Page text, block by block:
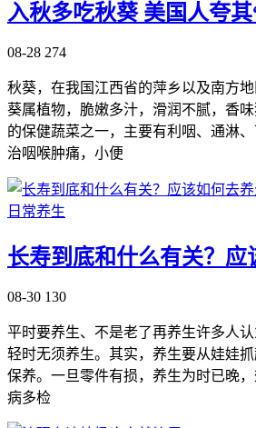
入秋多吃秋葵 美国人夸
08-28 274
秋葵，在我国江西省的萍乡以及南方
葵属植物，脆嫩多汁，滑润不腻，香
的保健蔬菜之一，主要有利咽、通淋
治咽喉肿痛，小便
日常养生
长寿到底和什么有关？应
08-30 130
平时要养生、不是老了再养生许多人
轻时无须养生。其实，养生要从娃娃
保养。一旦零件有损，养生为时已晚
病多检